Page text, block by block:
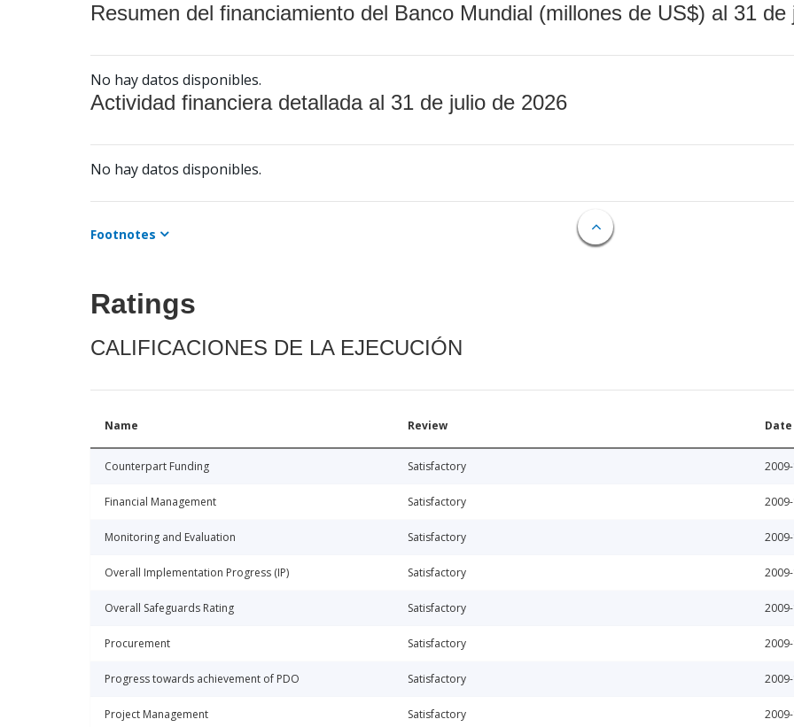
Resumen del financiamiento del Banco Mundial (millones de US$) al 31 de
No hay datos disponibles.
Actividad financiera detallada al 31 de julio de 2026
No hay datos disponibles.
Footnotes
Ratings
CALIFICACIONES DE LA EJECUCIÓN
Name Review Date
Counterpart Funding Satisfactory
Financial Management Satisfactory
Monitoring and Evaluation Satisfactory
Overall Implementation Progress (IP) Satisfactory
Overall Safeguards Rating Satisfactory
Procurement Satisfactory
Progress towards achievement of PDO Satisfactory
Project Management Satisfactory